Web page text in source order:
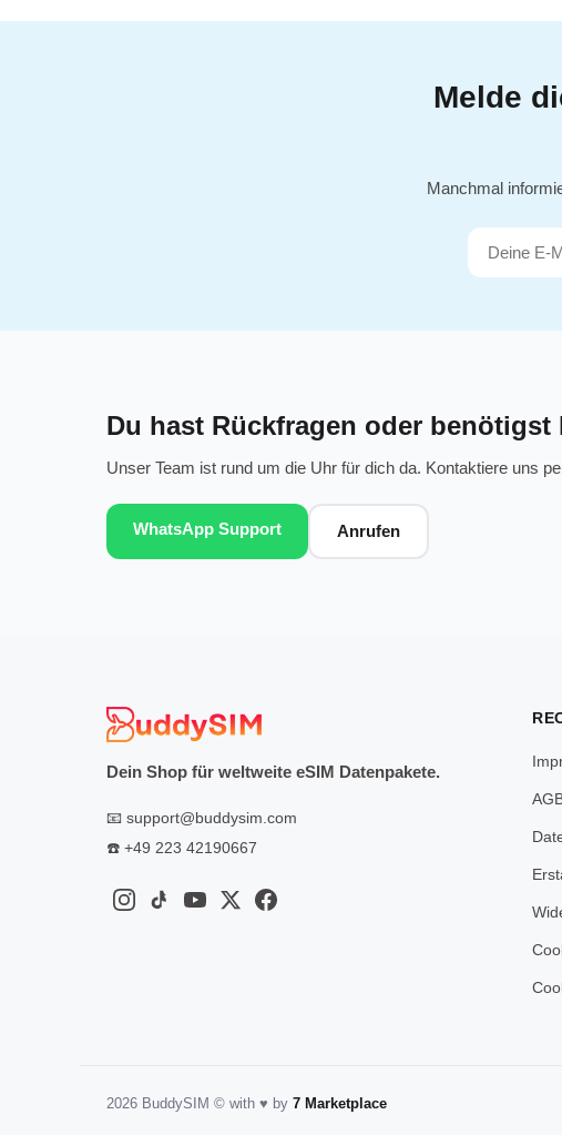
Melde
Manchmal
Du hast Rückfragen oder
Unser Team ist rund um die Uhr für dich da. Kontaktiere uns
WhatsApp Support Anrufen
Dein Shop für weltweite eSIM Datenpakete.
📧 support@buddysim.com
☎️ +49 223 42190667
2026 BuddySIM ©️ with ♥️ by 7 Marketplace